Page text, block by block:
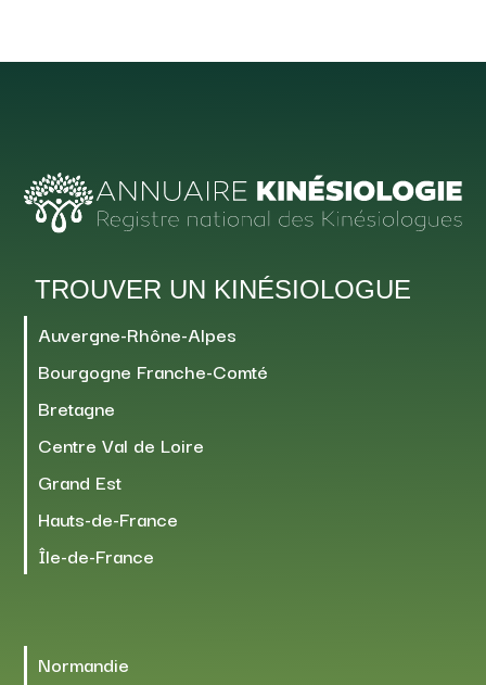
TROUVER UN KINÉSIOLOGUE
Auvergne-Rhône-Alpes
Bourgogne Franche-Comté
Bretagne
Centre Val de Loire
Grand Est
Hauts-de-France
Île-de-France
Normandie